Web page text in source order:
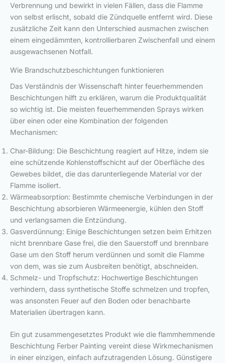
Verbrennung und bewirkt in vielen Fällen, dass die Flamme
von selbst erlischt, sobald die Zündquelle entfernt wird. Diese
zusätzliche Zeit kann den Unterschied ausmachen zwischen
einem eingedämmten, kontrollierbaren Zwischenfall und einem
ausgewachsenen Notfall.
Wie Brandschutzbeschichtungen funktionieren
Das Verständnis der Wissenschaft hinter feuerhemmenden
Beschichtungen hilft zu erklären, warum die Produktqualität
so wichtig ist. Die meisten feuerhemmenden Sprays wirken
über einen oder eine Kombination der folgenden
Mechanismen:
Char-Bildung: Die Beschichtung reagiert auf Hitze, indem sie
eine schützende Kohlenstoffschicht auf der Oberfläche des
Gewebes bildet, die das darunterliegende Material vor der
Flamme isoliert.
Wärmeabsorption: Bestimmte chemische Verbindungen in der
Beschichtung absorbieren Wärmeenergie, kühlen den Stoff
und verlangsamen die Entzündung.
Gasverdünnung: Einige Beschichtungen setzen beim Erhitzen
nicht brennbare Gase frei, die den Sauerstoff und brennbare
Gase um den Stoff herum verdünnen und somit die Flamme
von dem, was sie zum Ausbreiten benötigt, abschneiden.
Schmelz- und Tropfschutz: Hochwertige Beschichtungen
verhindern, dass synthetische Stoffe schmelzen und tropfen,
was ansonsten Feuer auf den Boden oder benachbarte
Materialien übertragen kann.
Ein gut zusammengesetztes Produkt wie die flammhemmende
Beschichtung Ferber Painting vereint diese Wirkmechanismen
in einer einzigen, einfach aufzutragenden Lösung. Günstigere